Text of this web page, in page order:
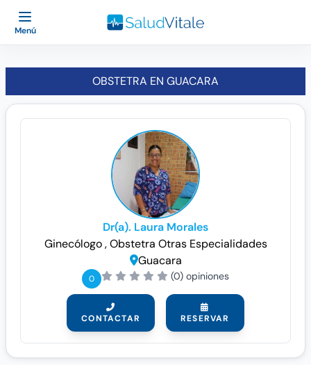
Menú
OBSTETRA EN GUACARA
Dr(a). Laura Morales
Ginecólogo, Obstetra Otras Especialidades
Guacara
0 (0) opiniones
CONTACTAR RESERVAR